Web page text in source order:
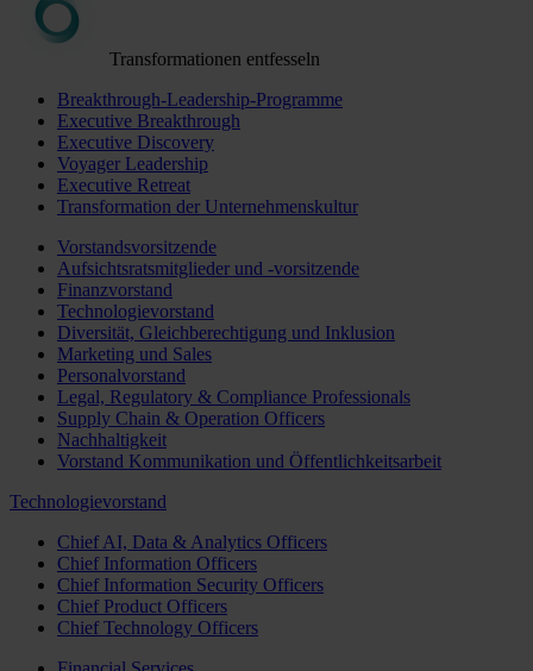
Transformationen entfesseln
Breakthrough-Leadership-Programme
Executive Breakthrough
Executive Discovery
Voyager Leadership
Executive Retreat
Transformation der Unternehmenskultur
Vorstandsvorsitzende
Aufsichtsratsmitglieder und -vorsitzende
Finanzvorstand
Technologievorstand
Diversität, Gleichberechtigung und Inklusion
Marketing und Sales
Personalvorstand
Legal, Regulatory & Compliance Professionals
Supply Chain & Operation Officers
Nachhaltigkeit
Vorstand Kommunikation und Öffentlichkeitsarbeit
Technologievorstand
Chief AI, Data & Analytics Officers
Chief Information Officers
Chief Information Security Officers
Chief Product Officers
Chief Technology Officers